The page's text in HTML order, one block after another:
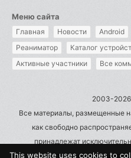
Меню сайта
Главная Новости Android
Реаниматор
Каталог
Активные участники
Все
2003-2026
Все материалы, размещенные
как свободно
принадлежат
претензии - пишите
This website uses cookies to